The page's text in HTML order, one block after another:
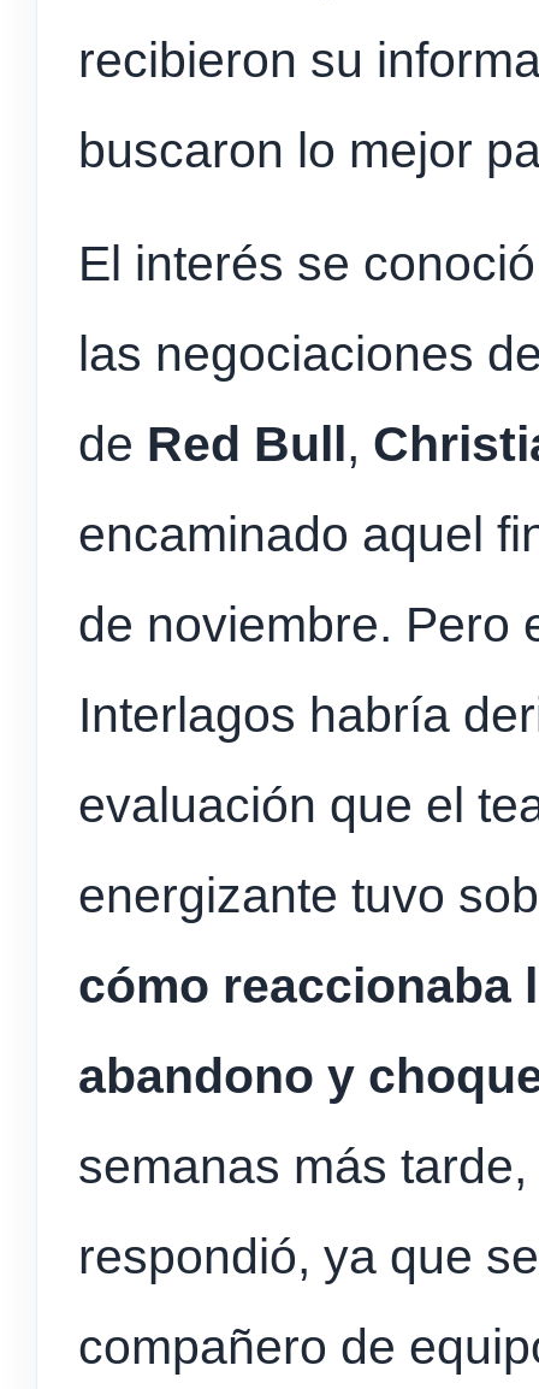
recibieron su
buscaron lo mejor
El interés se
las negociaciones
de Red Bull ,
encaminado aquel
de noviembre. Pero
Interlagos habría
evaluación que el
energizante tuvo
cómo reaccionaba
abandono y
semanas más
respondió, ya que
compañero de